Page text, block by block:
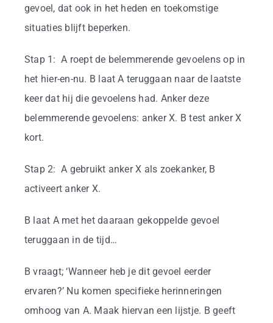
Info
gevoel, dat ook in het heden en toekomstige
situaties blijft beperken.
Stap 1: A roept de belemmerende gevoelens op in
het hier-en-nu. B laat A teruggaan naar de laatste
keer dat hij die gevoelens had. Anker deze
belemmerende gevoelens: anker X. B test anker X
kort.
Stap 2: A gebruikt anker X als zoekanker, B
activeert anker X.
B laat A met het daaraan gekoppelde gevoel
teruggaan in de tijd…
B vraagt; ‘Wanneer heb je dit gevoel eerder
ervaren?’ Nu komen specifieke herinneringen
omhoog van A. Maak hiervan een lijstje. B geeft